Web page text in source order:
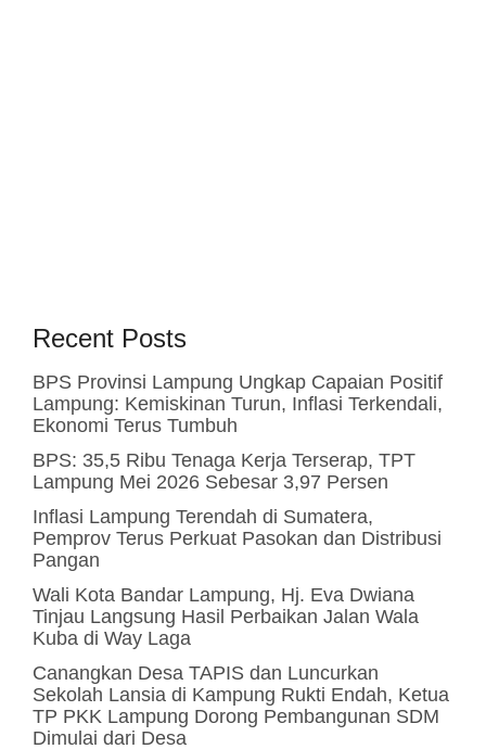
Recent Posts
BPS Provinsi Lampung Ungkap Capaian Positif
Lampung: Kemiskinan Turun, Inflasi Terkendali,
Ekonomi Terus Tumbuh
BPS: 35,5 Ribu Tenaga Kerja Terserap, TPT
Lampung Mei 2026 Sebesar 3,97 Persen
Inflasi Lampung Terendah di Sumatera,
Pemprov Terus Perkuat Pasokan dan Distribusi
Pangan
Wali Kota Bandar Lampung, Hj. Eva Dwiana
Tinjau Langsung Hasil Perbaikan Jalan Wala
Kuba di Way Laga
Canangkan Desa TAPIS dan Luncurkan
Sekolah Lansia di Kampung Rukti Endah, Ketua
TP PKK Lampung Dorong Pembangunan SDM
Dimulai dari Desa